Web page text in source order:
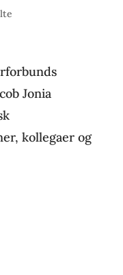
Jonia
kollegaer og